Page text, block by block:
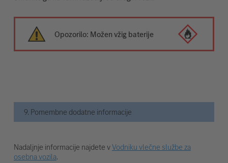
Opozorilo: Možen vžig baterije
9. Pomembne dodatne informacije
Nadaljnje informacije najdete vVodniku vlečne službe za
osebna vozila.